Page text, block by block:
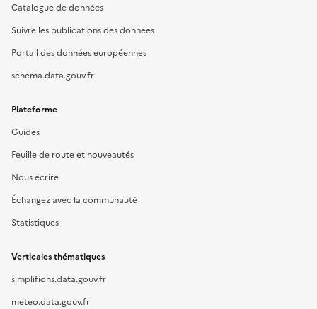
Catalogue de données
Suivre les publications des données
Portail des données européennes
schema.data.gouv.fr
Plateforme
Guides
Feuille de route et nouveautés
Nous écrire
Échangez avec la communauté
Statistiques
Verticales thématiques
simplifions.data.gouv.fr
meteo.data.gouv.fr